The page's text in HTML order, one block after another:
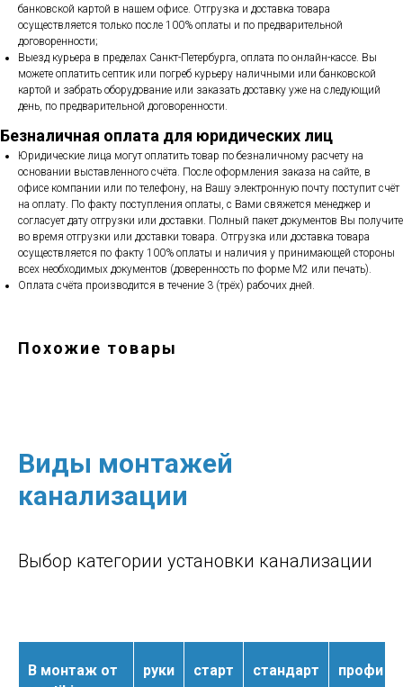
банковской картой в нашем офисе. Отгрузка и доставка товара
осуществляется только после 100% оплаты и по предварительной
договоренности;
Выезд курьера в пределах Санкт-Петербурга, оплата по онлайн-кассе. Вы
можете оплатить септик или погреб курьеру наличными или банковской
картой и забрать оборудование или заказать доставку уже на следующий
день, по предварительной договоренности.
Безналичная оплата для юридических лиц
Юридические лица могут оплатить товар по безналичному расчету на
основании выставленного счёта. После оформления заказа на сайте, в
офисе компании или по телефону, на Вашу электронную почту поступит счёт
на оплату. По факту поступления оплаты, с Вами свяжется менеджер и
согласует дату отгрузки или доставки. Полный пакет документов Вы получите
во время отгрузки или доставки товара. Отгрузка или доставка товара
осуществляется по факту 100% оплаты и наличия у принимающей стороны
всех необходимых документов (доверенность по форме М2 или печать).
Оплата счёта производится в течение 3 (трёх) рабочих дней.
Похожие товары
Виды монтажей
канализации
Выбор категории установки канализации
В монтаж от
руки старт стандарт профи